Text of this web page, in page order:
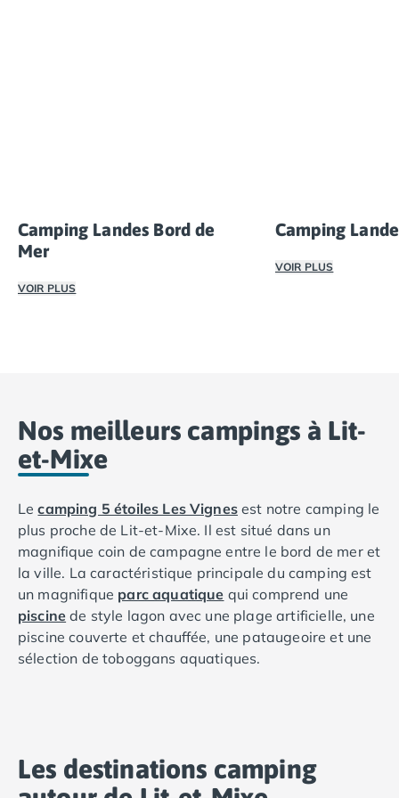
Camping Landes Bord de
Mer
VOIR PLUS
Camping
VOIR PLUS
Nos meilleurs campings à Lit-
et-Mixe
Lecamping 5 étoiles Les Vignesest notre camping le
plus proche de Lit-et-Mixe. Il est situé dans un
magnifique coin de campagne entre le bord de mer et
la ville. La caractéristique principale du camping est
un magnifique parc aquatique qui comprend une
piscine de style lagon avec une plage artificielle, une
piscine couverte et chauffée, une pataugeoire et une
sélection de toboggans aquatiques.
y a beaucoup d'activités pour tous les âges. Les
jeunes vacanciers apprécieront les animations du
Les destinations camping